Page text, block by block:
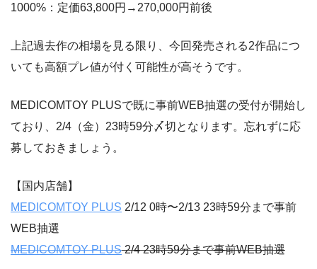
1000%：定価63,800円→270,000円前後
上記過去作の相場を見る限り、今回発売される2作品につ
いても高額プレ値が付く可能性が高そうです。
MEDICOMTOY PLUSで既に事前WEB抽選の受付が開始し
ており、2/4（金）23時59分〆切となります。忘れずに応
募しておきましょう。
【国内店舗】
MEDICOMTOY PLUS 2/12 0時〜2/13 23時59分まで事前
WEB抽選
MEDICOMTOY PLUS2/4 23時59分まで事前WEB抽選